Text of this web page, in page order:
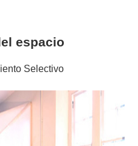
espacio
Selectivo